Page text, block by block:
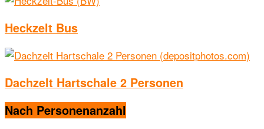
Heckzelt Bus
Dachzelt Hartschale 2 Personen
Nach Personenanzahl